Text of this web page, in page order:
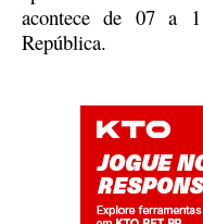
acontece de 07 a
República.